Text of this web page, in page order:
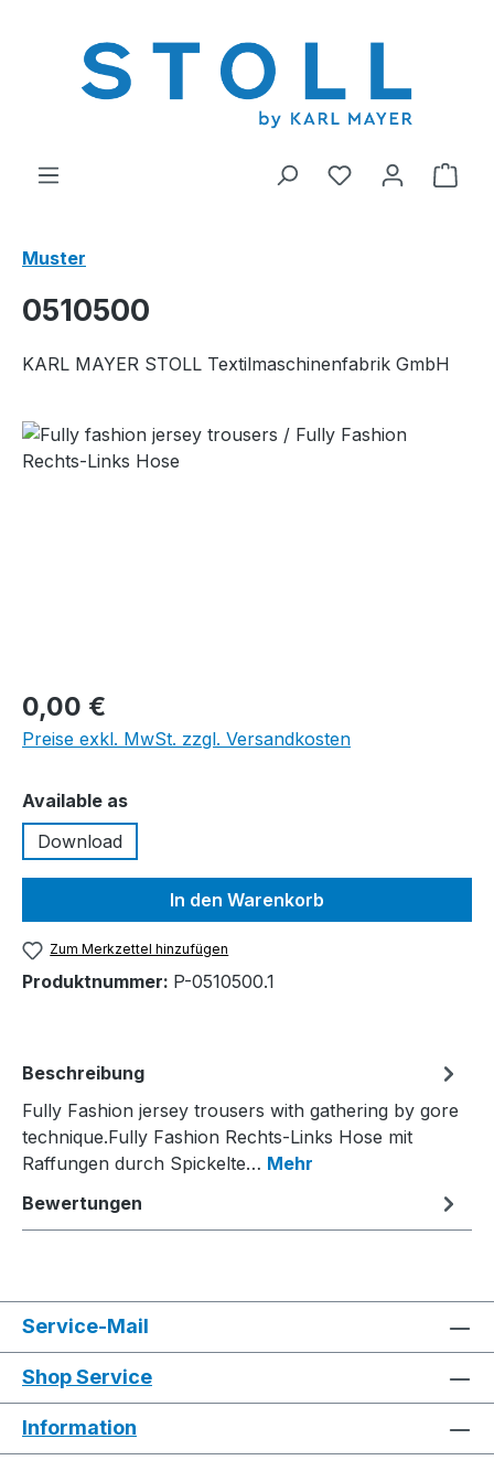
Du hast 0
Muster
0510500
KARL MAYER STOLL Textilmaschinenfabrik GmbH
Bildergalerie überspringen
0,00 €
Preise exkl. MwSt. zzgl. Versandkosten
Available asauswählen
Download
In den Warenkorb
Zum Merkzettel hinzufügen
Produktnummer: P-0510500.1
Beschreibung
Fully Fashion jersey trousers with gathering by gore
technique.Fully Fashion Rechts-Links Hose mit
Raffungen durch Spickelte… Mehr
Bewertungen
Service-Mail
Shop Service
Information